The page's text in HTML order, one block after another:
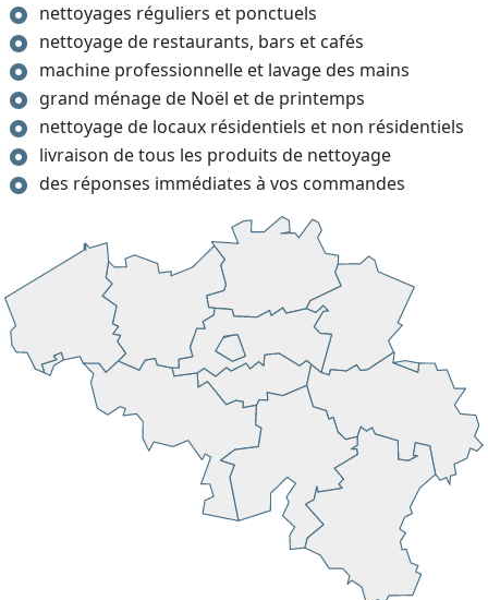
nettoyages réguliers et ponctuels
nettoyage de restaurants, bars et cafés
machine professionnelle et lavage des mains
grand ménage de Noël et de printemps
nettoyage de locaux résidentiels et non résidentiels
livraison de tous les produits de nettoyage
des réponses immédiates à vos commandes